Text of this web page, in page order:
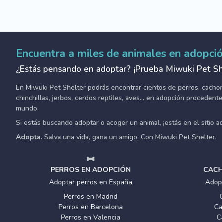
Encuentra a miles de animales en
¿Estás pensando en adoptar? ¡Prueba Miwuki Pet
En Miwuki Pet Shelter podrás encontrar cientos de perros,
chinchillas, jerbos, cerdos reptiles, aves... en adopción
mundo.
Si estás buscando adoptar o acoger un animal, ¡estás en el sitio
Adopta. Salva una vida, gana un amigo. Con Miwuki Pet Shelter.
PERROS EN ADOPCIÓN
Adoptar perros en España
Perros en Madrid
Perros en Barcelona
Perros en Valencia